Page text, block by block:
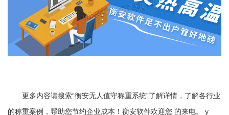
更多内容请搜索“衡安无人值守称重系统”了解详情，了解各行业
的称重案例，帮助您节约企业成本！衡安软件欢迎您 的来电。 y